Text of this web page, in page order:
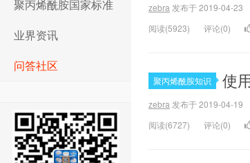
聚丙烯酰胺国家标准
业界资讯
问答社区
zebra 发布于 2019-04-23
阅读(5923)
评论(0)
聚丙烯酰胺知识 使
zebra 发布于 2019-04-19
阅读(6727)
评论(0)